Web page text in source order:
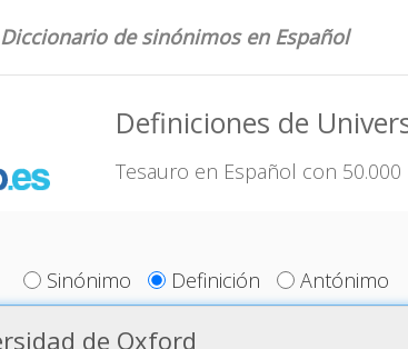
Diccionario de sinónimos en Español
Definiciones de
Tesauro en Español con 50.000
Sinónimo Definición Antónimo